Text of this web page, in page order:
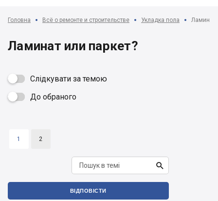
Головна Всё о ремонте и строительстве Укладка пола Ламинат
Ламинат или паркет?
Слідкувати за темою
 До обраного
1 2

ВІДПОВІСТИ